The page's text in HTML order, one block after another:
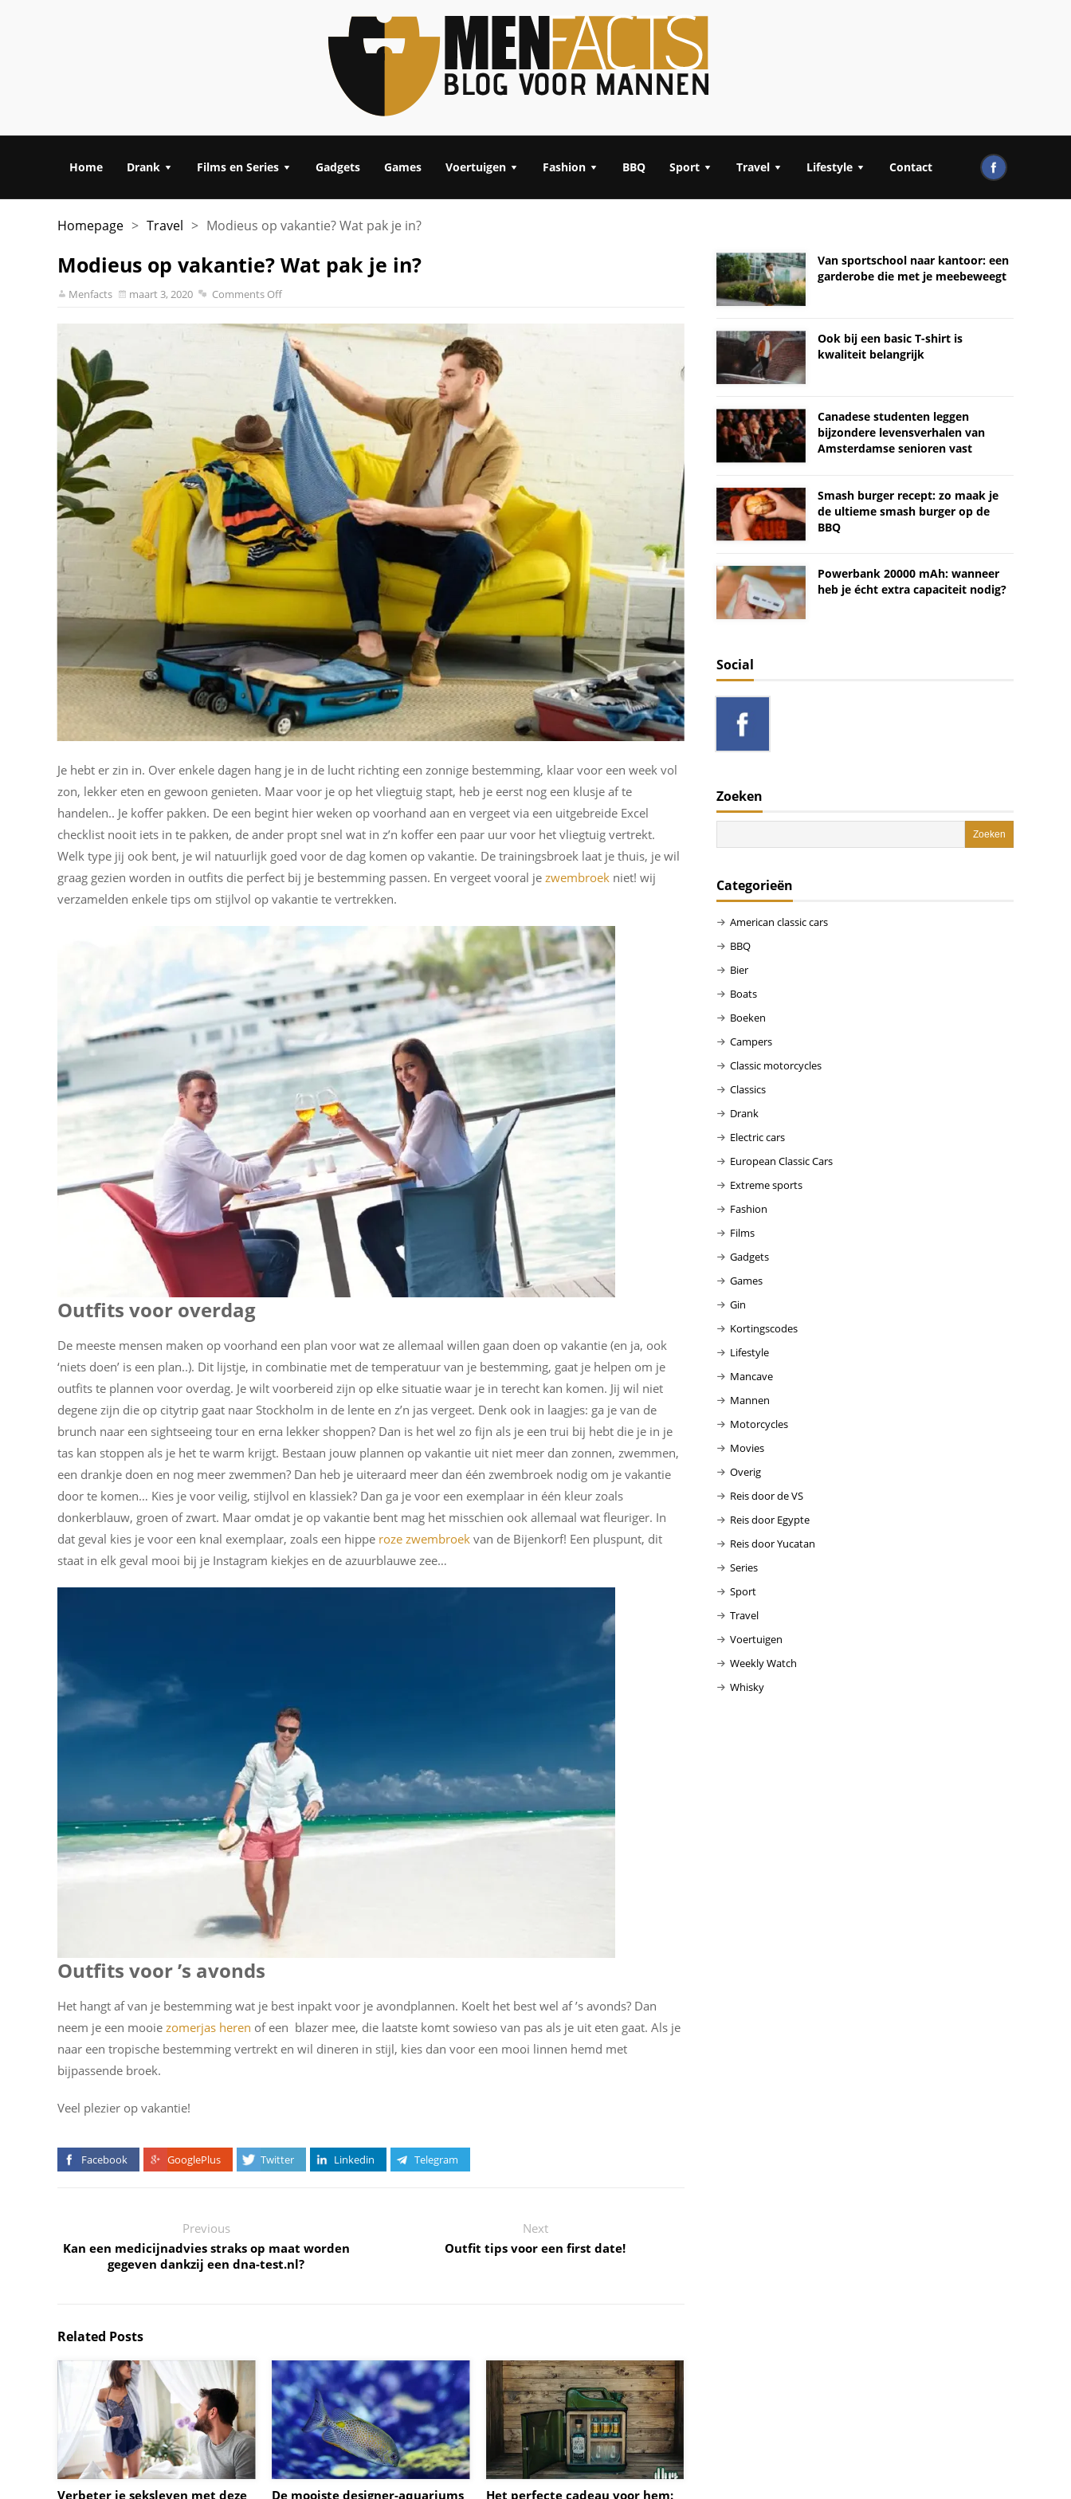
Home Drank Films en Series Gadgets Games Voertuigen Fashion BBQ Sport Travel Lifestyle Contact
Homepage > Travel > Modieus op vakantie? Wat pak je in?
Modieus op vakantie? Wat pak je in?
Menfacts maart 3, 2020 Comments Off
Je hebt er zin in. Over enkele dagen hang je in de lucht richting een zonnige bestemming, klaar voor een week vol
zon, lekker eten en gewoon genieten. Maar voor je op het vliegtuig stapt, heb je eerst nog een klusje af te
handelen.. Je koffer pakken. De een begint hier weken op voorhand aan en vergeet via een uitgebreide Excel
checklist nooit iets in te pakken, de ander propt snel wat in z’n koffer een paar uur voor het vliegtuig vertrekt.
Welk type jij ook bent, je wil natuurlijk goed voor de dag komen op vakantie. De trainingsbroek laat je thuis, je wil
graag gezien worden in outfits die perfect bij je bestemming passen. En vergeet vooral je zwembroek niet! wij
verzamelden enkele tips om stijlvol op vakantie te vertrekken.
Outfits voor overdag
De meeste mensen maken op voorhand een plan voor wat ze allemaal willen gaan doen op vakantie (en ja, ook
‘niets doen’ is een plan..). Dit lijstje, in combinatie met de temperatuur van je bestemming, gaat je helpen om je
outfits te plannen voor overdag. Je wilt voorbereid zijn op elke situatie waar je in terecht kan komen. Jij wil niet
degene zijn die op citytrip gaat naar Stockholm in de lente en z’n jas vergeet. Denk ook in laagjes: ga je van de
brunch naar een sightseeing tour en erna lekker shoppen? Dan is het wel zo fijn als je een trui bij hebt die je in je
tas kan stoppen als je het te warm krijgt. Bestaan jouw plannen op vakantie uit niet meer dan zonnen, zwemmen,
een drankje doen en nog meer zwemmen? Dan heb je uiteraard meer dan één zwembroek nodig om je vakantie
door te komen… Kies je voor veilig, stijlvol en klassiek? Dan ga je voor een exemplaar in één kleur zoals
donkerblauw, groen of zwart. Maar omdat je op vakantie bent mag het misschien ook allemaal wat fleuriger. In
dat geval kies je voor een knal exemplaar, zoals een hippe roze zwembroek van de Bijenkorf! Een pluspunt, dit
staat in elk geval mooi bij je Instagram kiekjes en de azuurblauwe zee…
Outfits voor ’s avonds
Het hangt af van je bestemming wat je best inpakt voor je avondplannen. Koelt het best wel af ’s avonds? Dan
neem je een mooie zomerjas heren of een blazer mee, die laatste komt sowieso van pas als je uit eten gaat. Als je
naar een tropische bestemming vertrekt en wil dineren in stijl, kies dan voor een mooi linnen hemd met
bijpassende broek.
Veel plezier op vakantie!
Facebook GooglePlus Twitter Linkedin Telegram
Previous
Kan een medicijnadvies straks op maat worden
gegeven dankzij een dna-test.nl?
Next
Outfit tips voor een first date!
Related Posts
Verbeter je seksleven met deze De mooiste designer-aquariums Het perfecte cadeau voor hem:
Van sportschool naar kantoor: een
garderobe die met je meebeweegt
Ook bij een basic T-shirt is
kwaliteit belangrijk
Canadese studenten leggen
bijzondere levensverhalen van
Amsterdamse senioren vast
Smash burger recept: zo maak je
de ultieme smash burger op de
BBQ
Powerbank 20000 mAh: wanneer
heb je écht extra capaciteit nodig?
Social
Zoeken
Categorieën
American classic cars
BBQ
Bier
Boats
Boeken
Campers
Classic motorcycles
Classics
Drank
Electric cars
European Classic Cars
Extreme sports
Fashion
Films
Gadgets
Games
Gin
Kortingscodes
Lifestyle
Mancave
Mannen
Motorcycles
Movies
Overig
Reis door de VS
Reis door Egypte
Reis door Yucatan
Series
Sport
Travel
Voertuigen
Weekly Watch
Whisky